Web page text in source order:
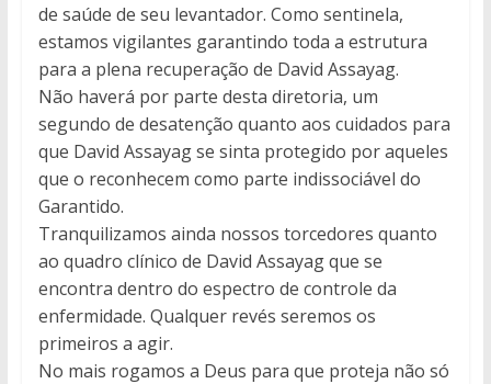
de saúde de seu levantador. Como sentinela,
estamos vigilantes garantindo toda a estrutura
para a plena recuperação de David Assayag.
Não haverá por parte desta diretoria, um
segundo de desatenção quanto aos cuidados para
que David Assayag se sinta protegido por aqueles
que o reconhecem como parte indissociável do
Garantido.
Tranquilizamos ainda nossos torcedores quanto
ao quadro clínico de David Assayag que se
encontra dentro do espectro de controle da
enfermidade. Qualquer revés seremos os
primeiros a agir.
No mais rogamos a Deus para que proteja não só